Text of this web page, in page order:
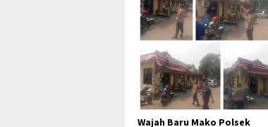
Wajah Baru Mako Polsek